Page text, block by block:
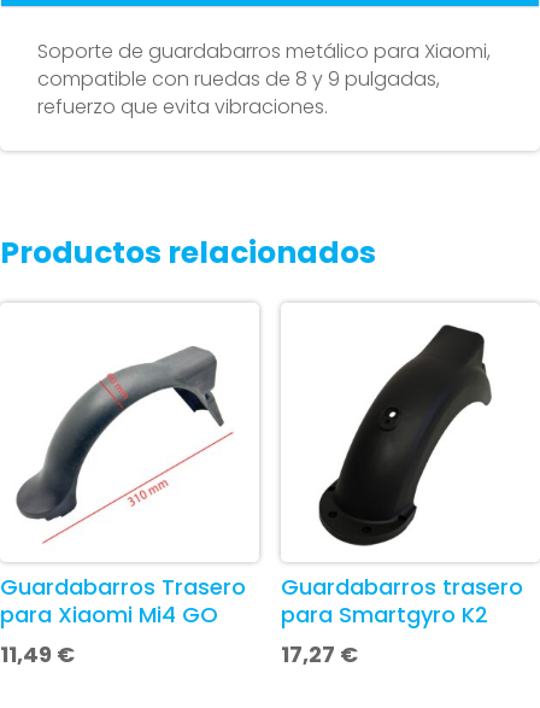
pulgadas)
Soporte de guardabarros metálico para Xiaomi,
compatible con ruedas de 8 y 9 pulgadas,
refuerzo que evita vibraciones.
Productos relacionados
Guardabarros Trasero
para Xiaomi Mi4 GO
11,49 €
Guardabarros trasero
para Smartgyro K2
17,27 €